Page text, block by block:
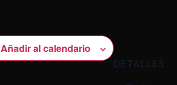
Añadir al calendario
DETALLES